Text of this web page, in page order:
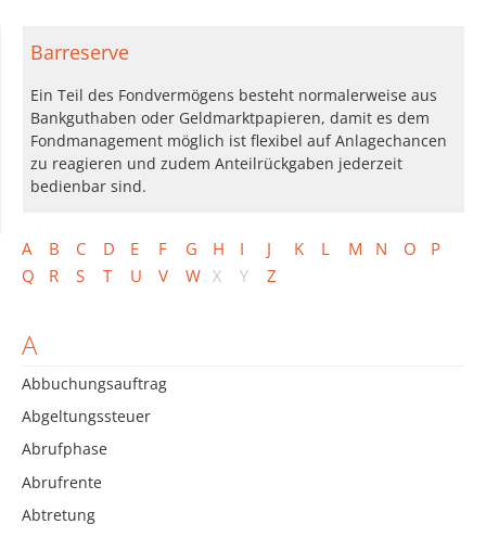
A B C D E F G H I J K L M N O
P
Q
R S T U V W X Y Z
A
Abbuchungsauftrag
Abgeltungssteuer
Abrufphase
Abrufrente
Abtretung
Barreserve
Ein Teil des Fondvermögens besteht normalerweise aus
Bankguthaben oder Geldmarktpapieren, damit es dem
Fondmanagement möglich ist flexibel auf Anlagechancen
zu reagieren und zudem Anteilrückgaben jederzeit
bedienbar sind.